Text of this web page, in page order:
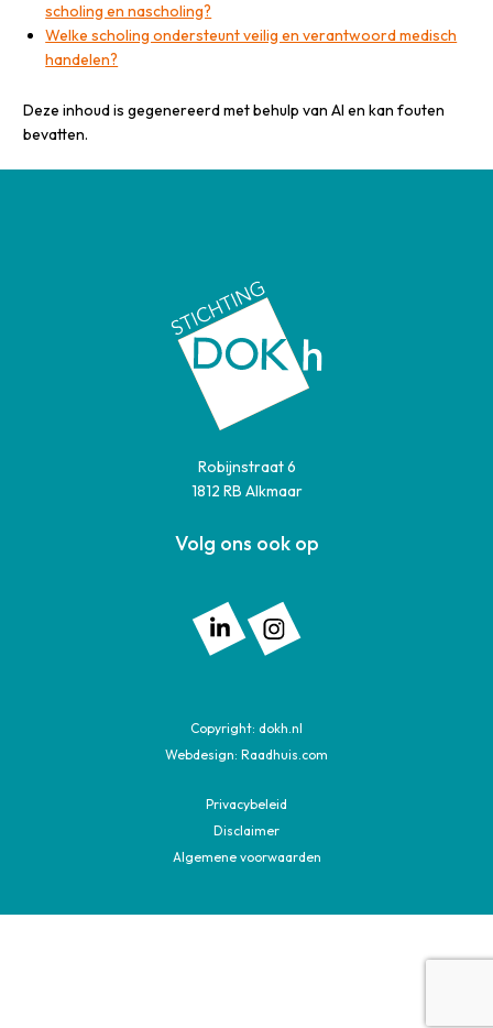
scholing en nascholing?
Welke scholing ondersteunt veilig en verantwoord medisch
handelen?
Deze inhoud is gegenereerd met behulp van AI en kan fouten
bevatten.
Robijnstraat 6
1812 RB Alkmaar
Volg ons ook op
Volg ons op: Linkedin
Copyright: dokh.nl
Webdesign: Raadhuis.com
Privacybeleid
Disclaimer
Algemene voorwaarden